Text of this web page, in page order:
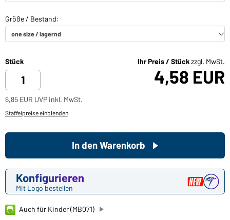
Stück Ihr Preis / Stückzzgl. MwSt.
4,58 EUR
6,85 EUR UVP inkl. MwSt.
Staffelpreise einblenden
Konfigurieren
Mit Logo bestellen
In den Warenkorb
Auch für Kinder (MB071)